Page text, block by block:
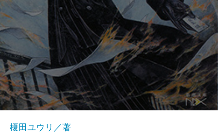
榎田ユウリ／著